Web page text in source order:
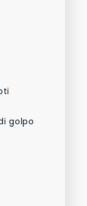
golpo